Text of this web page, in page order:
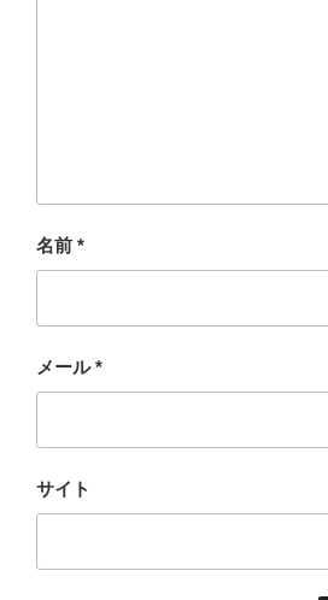
名前 *
メール*
サイト